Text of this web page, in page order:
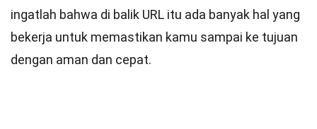
ingatlah bahwa di balik URL itu ada banyak hal yang
bekerja untuk memastikan kamu sampai ke tujuan
dengan aman dan cepat.